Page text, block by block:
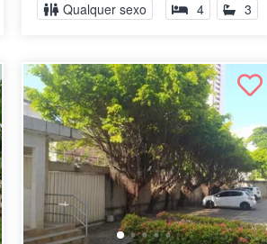
Qualquer sexo 4 3